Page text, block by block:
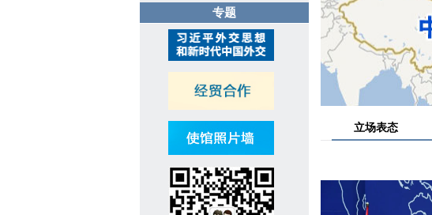
限，身心健康，无重大疾病与
不良记录。3、大学本科及以
上学历，精通俄语、土库曼
语、汉语，写作、翻译公文能
力良好。有翻译工作经历者、
懂英语者优先。4、熟悉各类
办公软件，掌握基本行政商务
服务礼仪，有相关工作经历者
优先。5、严谨细致、责任心
强，沟通协调、团队协作能力
突出。(二)保安兼维修工(1
专题
立场表态